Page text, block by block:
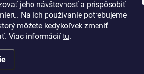
jeho návštevnosť a prispôsobiť
Na ich používanie potrebujeme
môžete kedykoľvek zmeniť
Viac informácií tu.